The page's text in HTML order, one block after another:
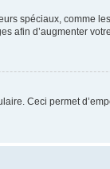
spéciaux, comme
afin d’augmenter
Ceci permet